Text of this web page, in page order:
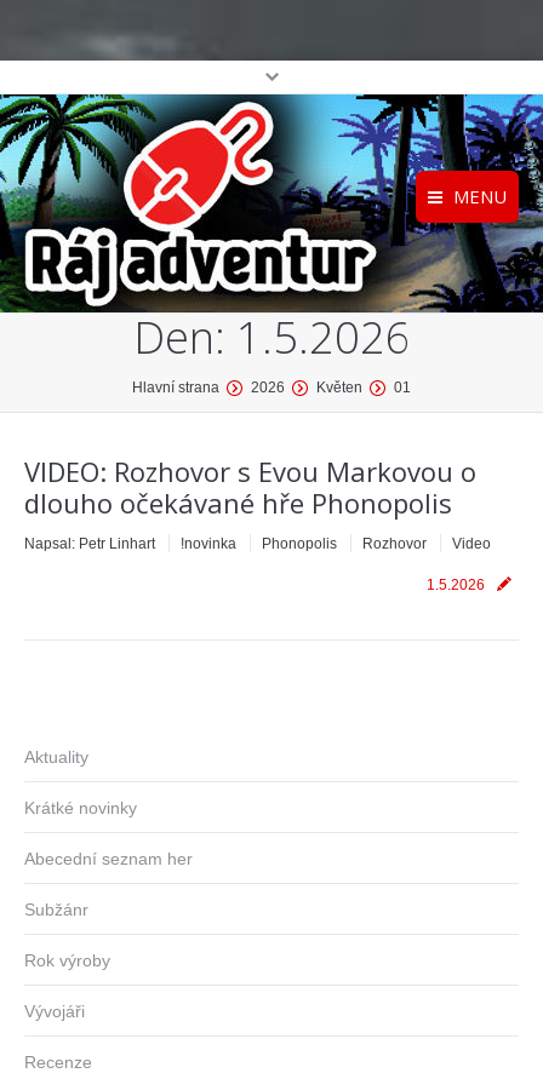
MENU
Registrace
Přihlášení
Home
O projektu
Katalog her
Den: 1.5.2026
Hlavní strana 2026 Květen 01
VIDEO: Rozhovor s Evou Markovou o
dlouho očekávané hře Phonopolis
Napsal: Petr Linhart !novinka Phonopolis Rozhovor Video
1.5.2026
Aktuality
Krátké novinky
Abecední seznam her
Subžánr
Rok výroby
Vývojáři
Recenze